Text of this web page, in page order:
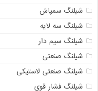
شیلنگ سمپاش
شیلنگ سه لایه
شیلنگ سیم دار
شیلنگ صنعتی
شیلنگ صنعتی لاستیکی
شیلنگ فشار قوی